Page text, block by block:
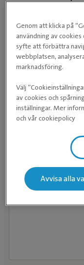
har som inte finns
annat som ni tror
hud- eller öronbesvär.
Genom att klicka på
användning av
syfte att förbättra
webbplatsen,
marknadsföring.
Välj
av cookies och
inställningar. Mer
och vår cookiepolicy
Avvisa alla